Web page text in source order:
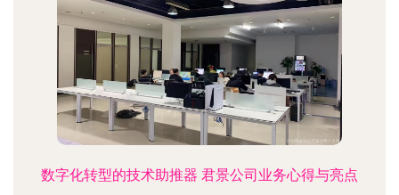
数字化转型的技术助推器 君景公司业务心得与亮点